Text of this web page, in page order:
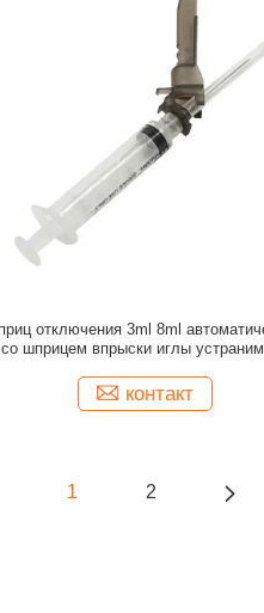
отключения 3ml 8ml
со шприцем впрыски иглы
контакт
1 2